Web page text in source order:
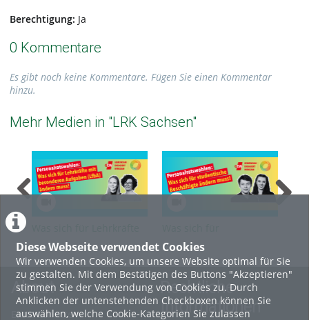
Diese Webseite verwendet Cookies
Wir verwenden Cookies, um unsere Website optimal für Sie
zu gestalten. Mit dem Bestätigen des Buttons "Akzeptieren"
stimmen Sie der Verwendung von Cookies zu. Durch
Anklicken der untenstehenden Checkboxen können Sie
auswählen, welche Cookie-Kategorien Sie zulassen
Berechtigung: Ja
0 Kommentare
Es gibt noch keine Kommentare. Fügen Sie einen Kommentar
hinzu.
Mehr Medien in "LRK Sachsen"
für besondere Aufgaben
(LfbA) ändern muss
studentische
Beschäftigte ändern
muss
About
Erste Schritte
Rechtliche
Informationen